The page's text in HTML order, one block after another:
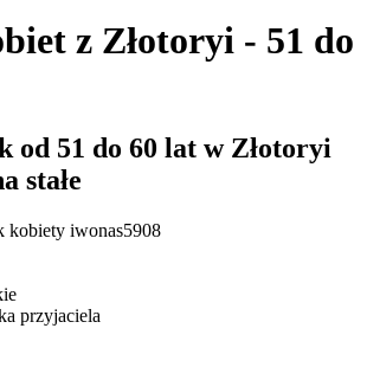
z Złotoryi - 51 do
od 51 do 60 lat w Złotoryi
stałe
przyjaciela